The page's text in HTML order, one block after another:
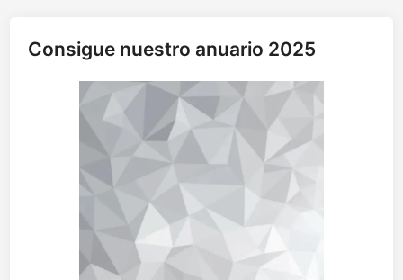
Consigue nuestro anuario 2025